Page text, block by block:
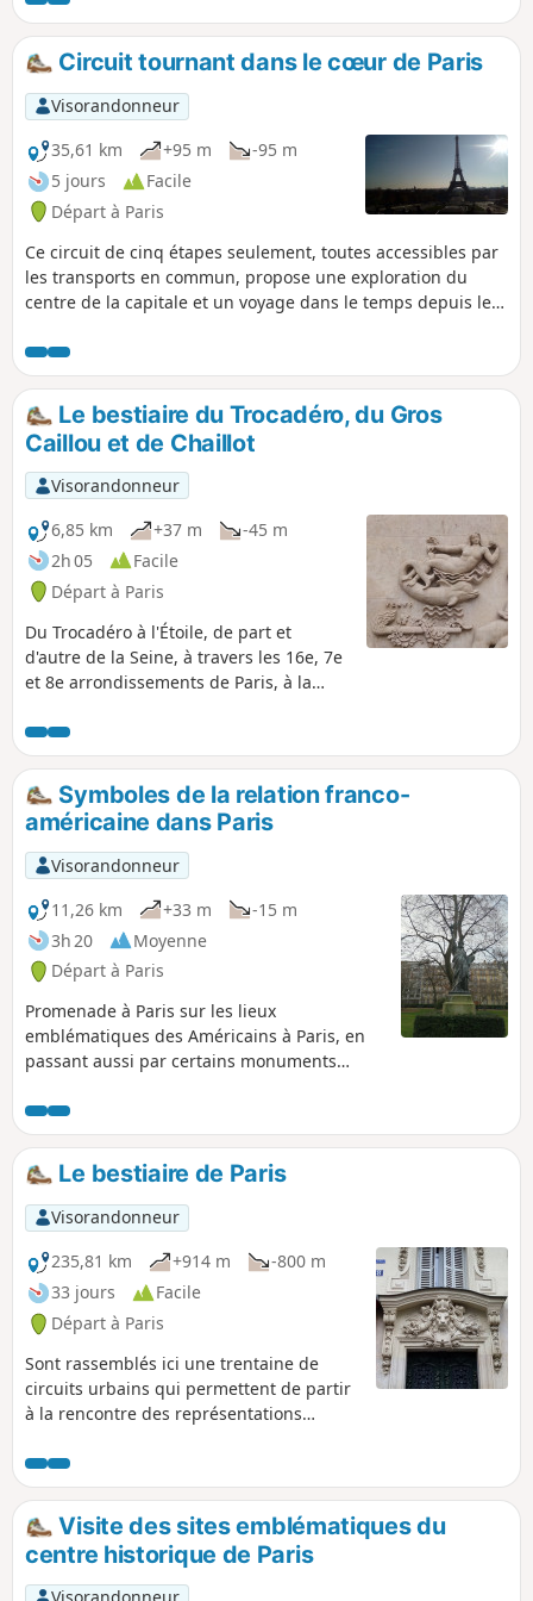
Circuit tournant dans le cœur de Paris
Visorandonneur
35,61 km
+95 m
-95 m
5 jours
Facile
Départ à Paris
Ce circuit de cinq étapes seulement, toutes accessibles par
les transports en commun, propose une exploration du
centre de la capitale et un voyage dans le temps depuis les
Le bestiaire du Trocadéro, du Gros
Caillou et de Chaillot
Visorandonneur
6,85 km
+37 m
-45 m
2h 05
Facile
Départ à Paris
Du Trocadéro à l'Étoile, de part et
d'autre de la Seine, à travers les 16e, 7e
et 8e arrondissements de Paris, à la
animalières. À lui seul, l'Arc de Triomphe
de l'Étoile en comprend un très grand
nombre !Symboles de la relation franco-
américaine dans Paris
Visorandonneur
11,26 km
+33 m
-15 m
3h 20
Moyenne
Départ à Paris
Promenade à Paris sur les lieux
emblématiques des Américains à Paris, en
passant aussi par certains monuments
dans un sens comme dans l'autre sens.
Le bestiaire de Paris
Visorandonneur
235,81 km
+914 m
-800 m
33 jours
Facile
Départ à Paris
Sont rassemblés ici une trentaine de
circuits urbains qui permettent de partir
à la rencontre des représentations
ornementations d'immeubles, fresques
murales, etc.
Visite des sites emblématiques du
centre historique de Paris